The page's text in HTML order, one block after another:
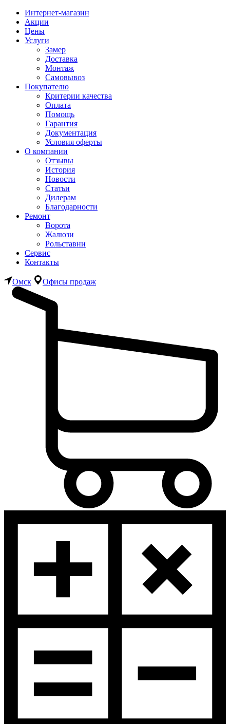
Интернет-магазин
Акции
Цены
Услуги
Замер
Доставка
Монтаж
Самовывоз
Покупателю
Критерии качества
Оплата
Помощь
Гарантия
Документация
Условия оферты
О компании
Отзывы
История
Новости
Статьи
Дилерам
Благодарности
Ремонт
Ворота
Жалюзи
Рольставни
Сервис
Контакты
Омск Офисы продаж